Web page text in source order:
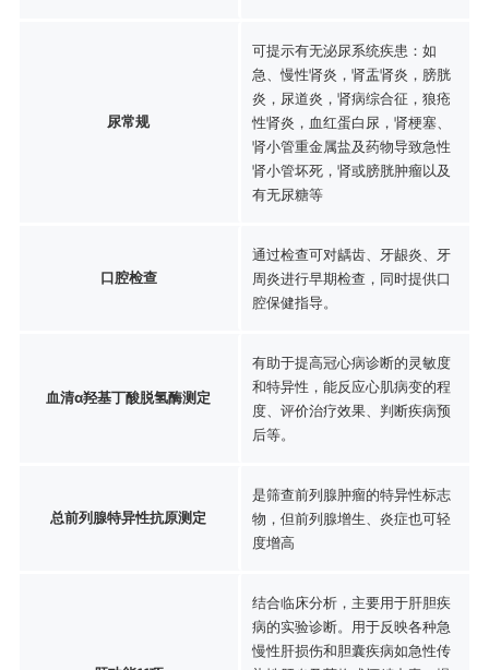
尿常规
可提示有无泌尿系统疾患：如
急、慢性肾炎，肾盂肾炎，膀胱
炎，尿道炎，肾病综合征，狼疮
性肾炎，血红蛋白尿，肾梗塞、
肾小管重金属盐及药物导致急性
肾小管坏死，肾或膀胱肿瘤以及
有无尿糖等
口腔检查
通过检查可对龋齿、牙龈炎、牙
周炎进行早期检查，同时提供口
腔保健指导。
血清α羟基丁酸脱氢酶测定
有助于提高冠心病诊断的灵敏度
和特异性，能反应心肌病变的程
度、评价治疗效果、判断疾病预
后等。
总前列腺特异性抗原测定
是筛查前列腺肿瘤的特异性标志
物，但前列腺增生、炎症也可轻
度增高
结合临床分析，主要用于肝胆疾
病的实验诊断。用于反映各种急
慢性肝损伤和胆囊疾病如急性传